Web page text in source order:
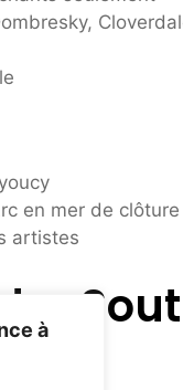
à
en mer de clôture
artistes